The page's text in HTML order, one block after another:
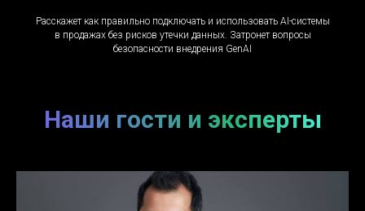
Расскажет как правильно подключать и использовать AI-системы
в продажах без рисков утечки данных. Затронет вопросы
безопасности внедрения GenAI
Наши гости и эксперты
13 февраля 2026